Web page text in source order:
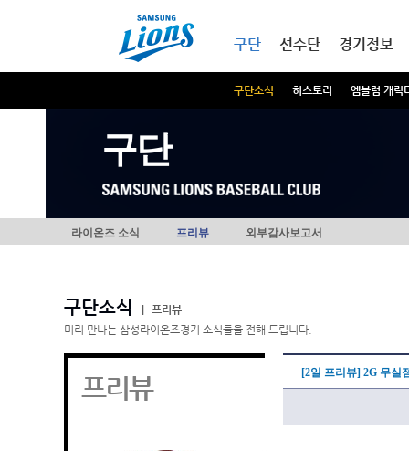
구단
구단소식 히스토리 엠블럼 캐릭
선수단 경기정보
구단
라이온즈 소식 프리뷰 외부감사보고서
구단소식
프리뷰
미리 만나는 삼성라이온즈경기 소식들을 전해 드립니다.
프리뷰 [2일 프리뷰] 2G 무실